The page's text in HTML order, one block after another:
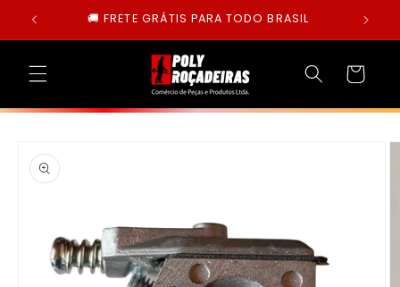
para o
conteúdo
🚚 FRETE GRÁTIS PARA TODO BRASIL
Carrinho
informações
do produto